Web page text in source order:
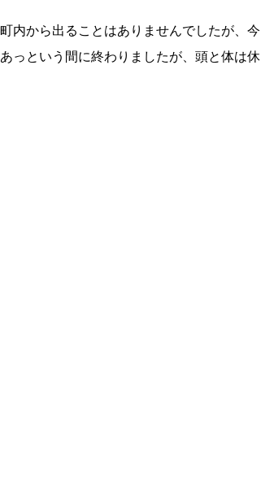
内から出ることはありませんでしたが、今
っという間に終わりましたが、頭と体は休